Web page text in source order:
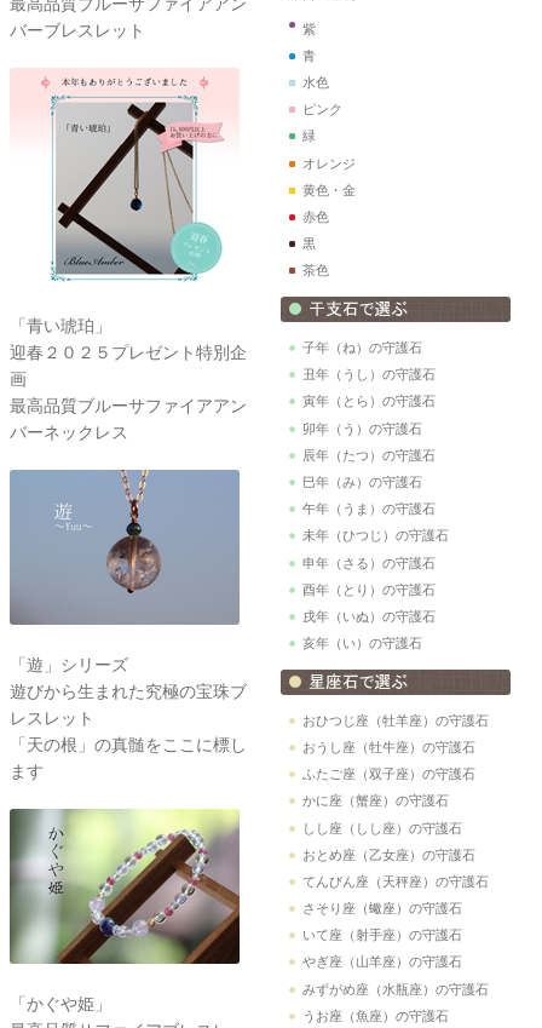
バーブレスレット
「青い琥珀」
迎春２０２５プレゼント特別企
画
最高品質ブルーサファイアアン
バーネックレス
「遊」シリーズ
遊びから生まれた究極の宝珠ブ
レスレット
「天の根」の真髄をここに標し
ます
「かぐや姫」
紫
青
水色
ピンク
緑
オレンジ
黄色・金
赤色
黒
茶色
子年（ね）の守護石
丑年（うし）の守護石
寅年（とら）の守護石
卯年（う）の守護石
辰年（たつ）の守護石
巳年（み）の守護石
午年（うま）の守護石
未年（ひつじ）の守護石
申年（さる）の守護石
酉年（とり）の守護石
戌年（いぬ）の守護石
亥年（い）の守護石
おひつじ座（牡羊座）の守護石
おうし座（牡牛座）の守護石
ふたご座（双子座）の守護石
かに座（蟹座）の守護石
しし座（しし座）の守護石
おとめ座（乙女座）の守護石
てんびん座（天秤座）の守護石
さそり座（蠍座）の守護石
いて座（射手座）の守護石
やぎ座（山羊座）の守護石
みずがめ座（水瓶座）の守護石
うお座（魚座）の守護石